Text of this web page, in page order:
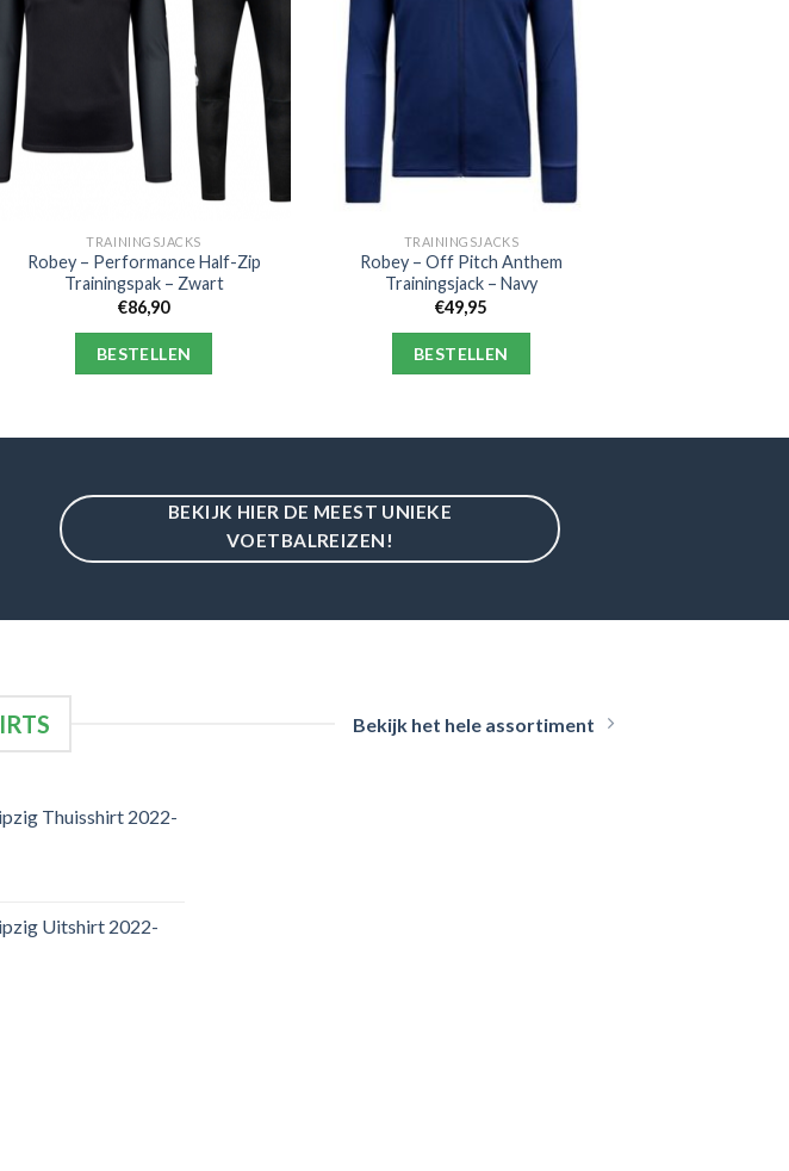
TRAININGSJACKS
Robey – Performance Half-Zip
Trainingspak – Zwart
€86,90
BESTELLEN
TRAININGSJACKS
Robey – Off Pitch Anthem
Trainingsjack – Navy
€49,95
BESTELLEN
BEKIJK HIER DE MEEST UNIEKE
VOETBALREIZEN!
Bekijk het hele assortiment
Thuisshirt 2022-
Uitshirt 2022-